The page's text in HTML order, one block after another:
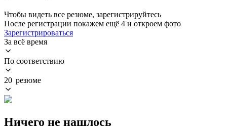
Чтобы видеть все резюме, зарегистрируйтесь
После регистрации покажем ещё 4 и откроем фото
Зарегистрироваться
За всё время
По соответствию
20 резюме
Ничего не нашлось